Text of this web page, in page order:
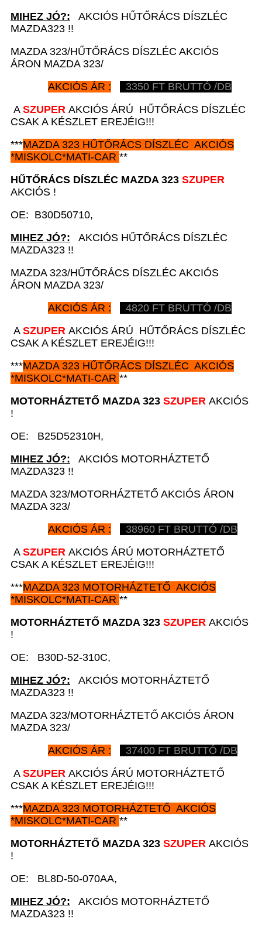
MIHEZ JÓ?: AKCIÓS HŰTŐRÁCS DÍSZLÉC
MAZDA323 !!
MAZDA 323/HŰTŐRÁCS DÍSZLÉC AKCIÓS
ÁRON MAZDA 323/
AKCIÓS ÁR :
3350 FT BRUTTÓ /DB
A SZUPER AKCIÓS ÁRÚ HŰTŐRÁCS DÍSZLÉC
CSAK A KÉSZLET EREJÉIG!!!
***MAZDA 323 HŰTŐRÁCS DÍSZLÉC AKCIÓS
*MISKOLC*MATI-CAR **
HŰTŐRÁCS DÍSZLÉC MAZDA 323 SZUPER
AKCIÓS !
OE: B30D50710,
MIHEZ JÓ?: AKCIÓS HŰTŐRÁCS DÍSZLÉC
MAZDA323 !!
MAZDA 323/HŰTŐRÁCS DÍSZLÉC AKCIÓS
ÁRON MAZDA 323/
AKCIÓS ÁR :
4820 FT BRUTTÓ /DB
A SZUPER AKCIÓS ÁRÚ HŰTŐRÁCS DÍSZLÉC
CSAK A KÉSZLET EREJÉIG!!!
***MAZDA 323 HŰTŐRÁCS DÍSZLÉC AKCIÓS
*MISKOLC*MATI-CAR **
MOTORHÁZTETŐ MAZDA 323 SZUPER AKCIÓS
!
OE: B25D52310H,
MIHEZ JÓ?: AKCIÓS MOTORHÁZTETŐ
MAZDA323 !!
MAZDA 323/MOTORHÁZTETŐ AKCIÓS ÁRON
MAZDA 323/
AKCIÓS ÁR :
38960 FT BRUTTÓ /DB
A SZUPER AKCIÓS ÁRÚ MOTORHÁZTETŐ
CSAK A KÉSZLET EREJÉIG!!!
***MAZDA 323 MOTORHÁZTETŐ AKCIÓS
*MISKOLC*MATI-CAR **
MOTORHÁZTETŐ MAZDA 323 SZUPER AKCIÓS
!
OE: B30D-52-310C,
MIHEZ JÓ?: AKCIÓS MOTORHÁZTETŐ
MAZDA323 !!
MAZDA 323/MOTORHÁZTETŐ AKCIÓS ÁRON
MAZDA 323/
AKCIÓS ÁR :
37400 FT BRUTTÓ /DB
A SZUPER AKCIÓS ÁRÚ MOTORHÁZTETŐ
CSAK A KÉSZLET EREJÉIG!!!
***MAZDA 323 MOTORHÁZTETŐ AKCIÓS
*MISKOLC*MATI-CAR **
MOTORHÁZTETŐ MAZDA 323 SZUPER AKCIÓS
!
OE: BL8D-50-070AA,
MIHEZ JÓ?: AKCIÓS MOTORHÁZTETŐ
MAZDA323 !!